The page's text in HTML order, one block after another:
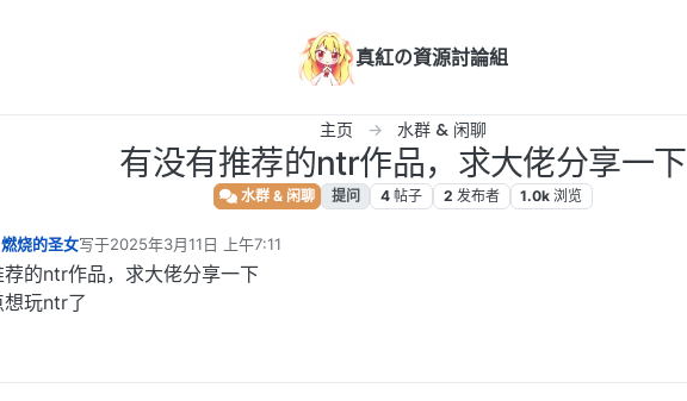
真紅の資源討論組
主页 水群 & 闲聊
有没有推荐的ntr作品，求大佬分享一下
水群 & 闲聊 提问 4 帖子 2 发布者 1.0k 浏览
燃烧的圣女写于2025年3月11日 上午7:11
最后由 编辑
的ntr作品，求大佬分享一下
玩ntr了